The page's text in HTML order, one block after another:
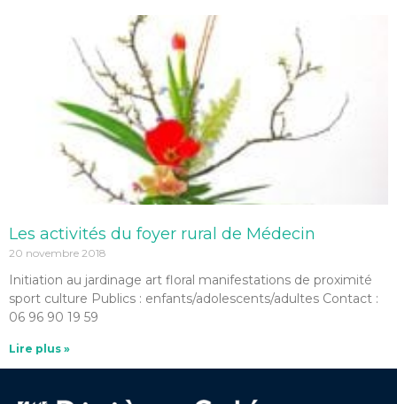
Les activités du foyer rural de Médecin
20 novembre 2018
Initiation au jardinage art floral manifestations de proximité
sport culture Publics : enfants/adolescents/adultes Contact :
06 96 90 19 59
Lire plus »